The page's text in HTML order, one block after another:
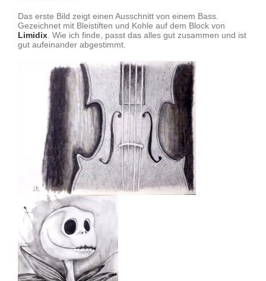
Das erste Bild zeigt einen Ausschnitt von einem Bass.
Gezeichnet mit Bleistiften und Kohle auf dem Block von
Limidix . Wie ich finde, passt das alles gut zusammen und ist
gut aufeinander abgestimmt.